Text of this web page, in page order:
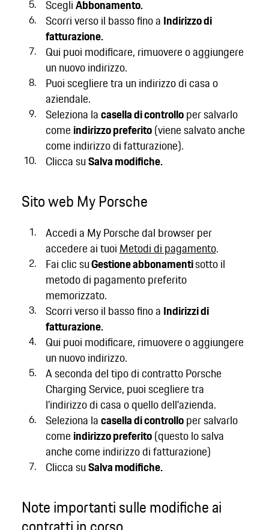
ScegliAbbonamento.
Scorri verso il basso fino a Indirizzo di
fatturazione.
Qui puoi modificare, rimuovere o aggiungere
un nuovo indirizzo.
Puoi scegliere tra un indirizzo di casa o
aziendale.
Seleziona lacasella di controlloper salvarlo
come indirizzo preferito(viene salvato anche
come indirizzo di fatturazione).
Clicca suSalva modifiche.
Sito web My Porsche
Accedi a My Porsche dal browser per
accedere ai tuoi Metodi di pagamento.
Fai clic suGestione abbonamentisotto il
metodo di pagamento preferito
memorizzato.
Scorri verso il basso fino a Indirizzi di
fatturazione.
Qui puoi modificare, rimuovere o aggiungere
un nuovo indirizzo.
A seconda del tipo di contratto Porsche
Charging Service, puoi scegliere tra
l'indirizzo di casa o quello dell'azienda.
Seleziona lacasella di controlloper salvarlo
come indirizzo preferito(questo lo salva
anche come indirizzo di fatturazione)
Clicca suSalva modifiche.
Note importanti sulle modifiche ai